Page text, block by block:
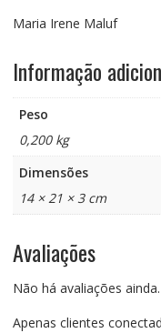
Maria Irene Maluf
Informação
Peso
0,200 kg
Dimensões
14 × 21 × 3 cm
Avaliações
Não há avaliações ainda.
Apenas clientes